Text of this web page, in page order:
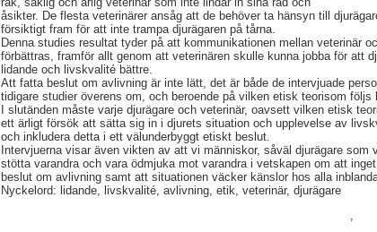
åsikter. De flesta veterinärer ansåg att de behöver ta hänsyn till
försiktigt fram för att inte trampa djurägaren på tårna.
Denna studies resultat tyder på att kommunikationen mellan veterinär
förbättras, framför allt genom att veterinären skulle kunna jobba för att
lidande och livskvalité bättre.
Att fatta beslut om avlivning är inte lätt, det är både de intervjuade
tidigare studier överens om, och beroende på vilken etisk teorisom följs
I slutänden måste varje djurägare och veterinär, oavsett vilken etisk
ett ärligt försök att sätta sig in i djurets situation och upplevelse av
och inkludera detta i ett välunderbyggt etiskt beslut.
Intervjuerna visar även vikten av att vi människor, såväl djurägare som
stötta varandra och vara ödmjuka mot varandra i vetskapen om att
beslut om avlivning samt att situationen väcker känslor hos alla
Nyckelord: lidande, livskvalité, avlivning, etik, veterinär, djurägare